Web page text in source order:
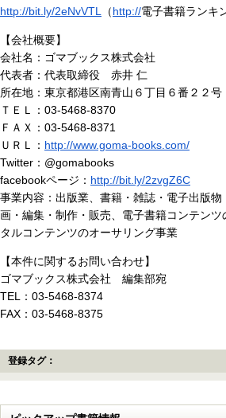
http://bit.ly/2eNvVTL
（http://電子書籍ランキ
【会社概要】
会社名：ゴマブックス株式会社
代表者：代表取締役 赤井 仁
所在地：東京都港区南青山６丁目６番２２号
ＴＥＬ：03-5468-8370
ＦＡＸ：03-5468-8371
ＵＲＬ： http://www.goma-books.com/
Twitter：@gomabooks
facebookページ： http://bit.ly/2zvgZ6C
事業内容：出版業、書籍・雑誌・電子出版
画・編集・制作・販売、電子書籍コンテン
タルコンテンツのオーサリング事業
【本件に関するお問い合わせ】
ゴマブックス株式会社 編集部宛
TEL：03-5468-8374
FAX：03-5468-8375
登録タグ：